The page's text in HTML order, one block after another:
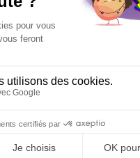
sociaux
Mentions légales